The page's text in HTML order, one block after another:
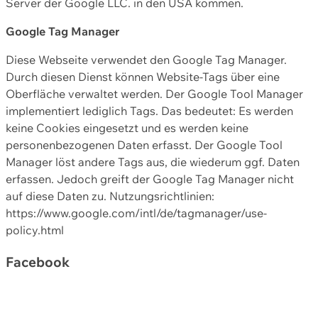
Server der Google LLC. in den USA kommen.
Google Tag Manager
Diese Webseite verwendet den Google Tag Manager.
Durch diesen Dienst können Website-Tags über eine
Oberfläche verwaltet werden. Der Google Tool Manager
implementiert lediglich Tags. Das bedeutet: Es werden
keine Cookies eingesetzt und es werden keine
personenbezogenen Daten erfasst. Der Google Tool
Manager löst andere Tags aus, die wiederum ggf. Daten
erfassen. Jedoch greift der Google Tag Manager nicht
auf diese Daten zu. Nutzungsrichtlinien:
https://www.google.com/intl/de/tagmanager/use-
policy.html
Facebook